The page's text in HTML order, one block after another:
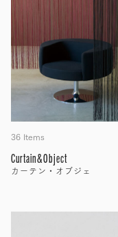
36 Items
Curtain&Object
カーテン・オブジェ